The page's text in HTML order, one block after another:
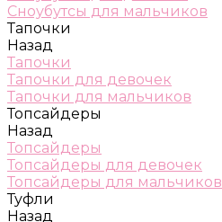
Сноубутсы для мальчиков
Тапочки
Назад
Тапочки
Тапочки для девочек
Тапочки для мальчиков
Топсайдеры
Назад
Топсайдеры
Топсайдеры для девочек
Топсайдеры для мальчиков
Туфли
Назад